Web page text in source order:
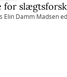
for
Elin Damm Madsen